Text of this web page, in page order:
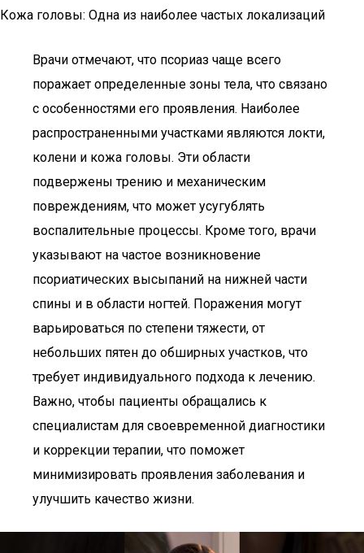
Кожа головы: Одна из наиболее частых локализаций
Врачи отмечают, что псориаз чаще всего
поражает определенные зоны тела, что связано
с особенностями его проявления. Наиболее
распространенными участками являются локти,
колени и кожа головы. Эти области
подвержены трению и механическим
повреждениям, что может усугублять
воспалительные процессы. Кроме того, врачи
указывают на частое возникновение
псориатических высыпаний на нижней части
спины и в области ногтей. Поражения могут
варьироваться по степени тяжести, от
небольших пятен до обширных участков, что
требует индивидуального подхода к лечению.
Важно, чтобы пациенты обращались к
специалистам для своевременной диагностики
и коррекции терапии, что поможет
минимизировать проявления заболевания и
улучшить качество жизни.